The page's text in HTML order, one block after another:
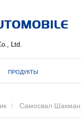
Ltd.
ПРОДУКТЫ
Самосвал Шакман